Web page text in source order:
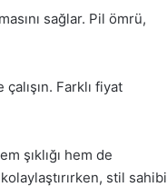
sağlar. Pil ömrü,
Farklı fiyat
şıklığı hem de
stil sahibi